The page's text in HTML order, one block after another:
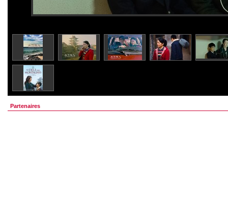
Partenaires